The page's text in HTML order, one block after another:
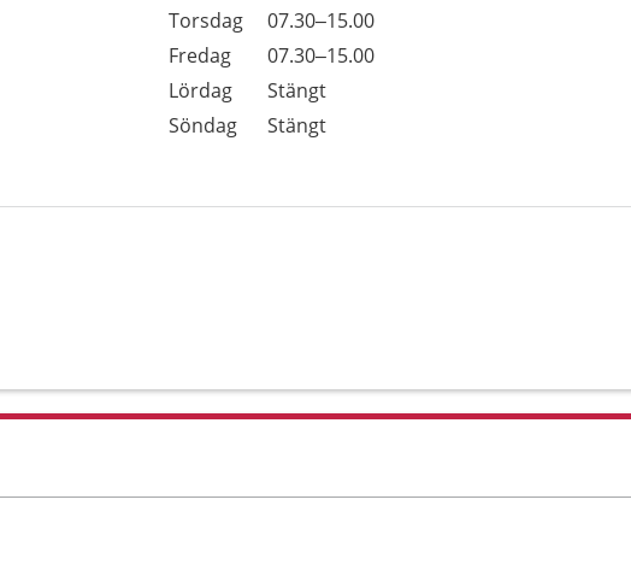
Torsdag
07.30–15.00
Fredag
07.30–15.00
Lördag
Stängt
Söndag
Stängt